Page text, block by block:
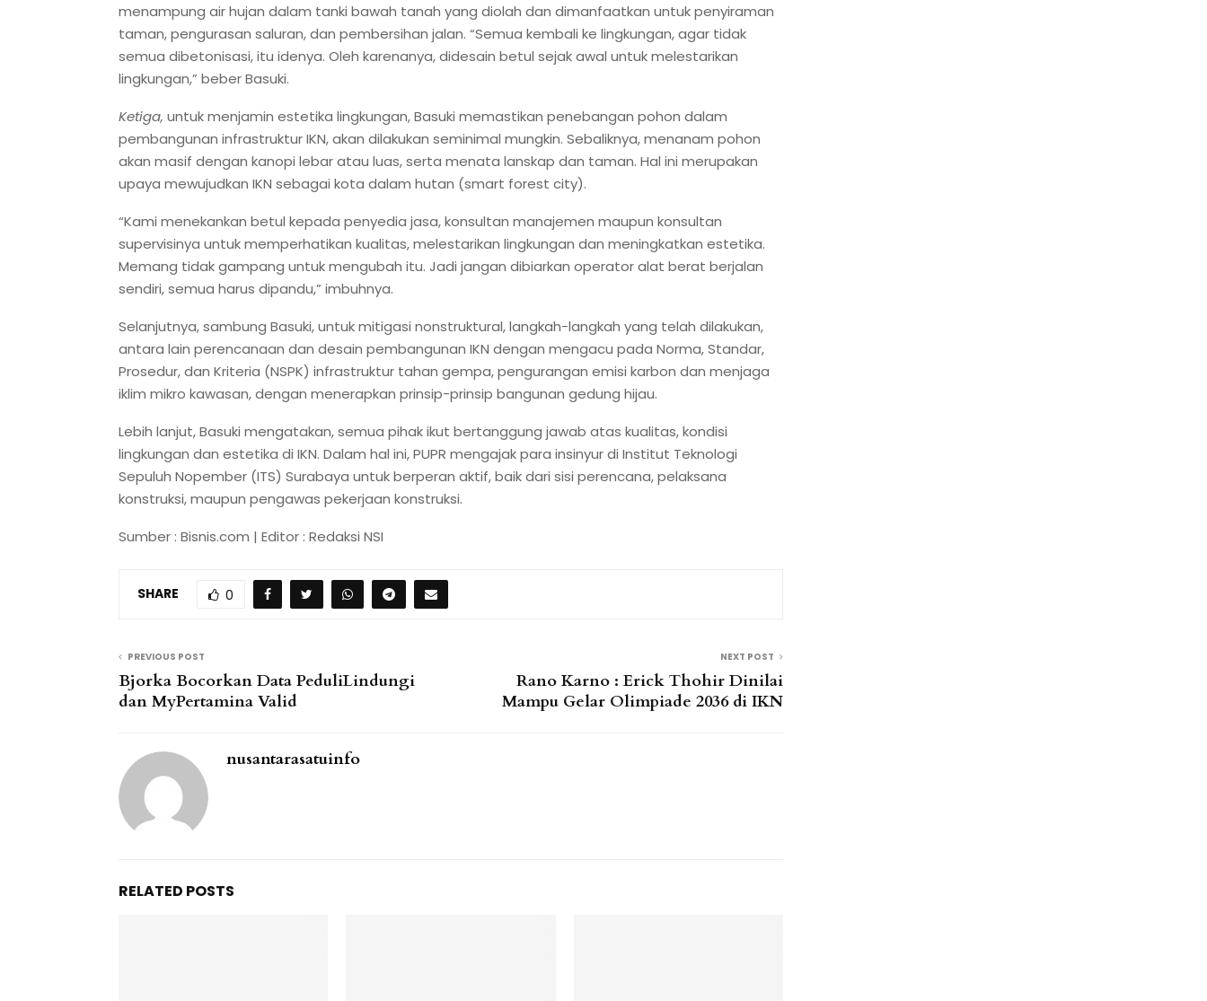
menampung air hujan dalam tanki bawah tanah yang diolah dan dimanfaatkan untuk penyiraman
taman, pengurasan saluran, dan pembersihan jalan. “Semua kembali ke lingkungan, agar tidak
semua dibetonisasi, itu idenya. Oleh karenanya, didesain betul sejak awal untuk melestarikan
lingkungan,” beber Basuki.
Ketiga, untuk menjamin estetika lingkungan, Basuki memastikan penebangan pohon dalam
pembangunan infrastruktur IKN, akan dilakukan seminimal mungkin. Sebaliknya, menanam pohon
akan masif dengan kanopi lebar atau luas, serta menata lanskap dan taman. Hal ini merupakan
upaya mewujudkan IKN sebagai kota dalam hutan (smart forest city).
“Kami menekankan betul kepada penyedia jasa, konsultan manajemen maupun konsultan
supervisinya untuk memperhatikan kualitas, melestarikan lingkungan dan meningkatkan estetika.
Memang tidak gampang untuk mengubah itu. Jadi jangan dibiarkan operator alat berat berjalan
sendiri, semua harus dipandu,” imbuhnya.
Selanjutnya, sambung Basuki, untuk mitigasi nonstruktural, langkah-langkah yang telah dilakukan,
antara lain perencanaan dan desain pembangunan IKN dengan mengacu pada Norma, Standar,
Prosedur, dan Kriteria (NSPK) infrastruktur tahan gempa, pengurangan emisi karbon dan menjaga
iklim mikro kawasan, dengan menerapkan prinsip-prinsip bangunan gedung hijau.
Lebih lanjut, Basuki mengatakan, semua pihak ikut bertanggung jawab atas kualitas, kondisi
lingkungan dan estetika di IKN. Dalam hal ini, PUPR mengajak para insinyur di Institut Teknologi
Sepuluh Nopember (ITS) Surabaya untuk berperan aktif, baik dari sisi perencana, pelaksana
konstruksi, maupun pengawas pekerjaan konstruksi.
Sumber : Bisnis.com | Editor : Redaksi NSI
SHARE 0
PREVIOUS POST
Bjorka Bocorkan Data PeduliLindungi
dan MyPertamina Valid
NEXT POST
Rano Karno : Erick Thohir Dinilai
Mampu Gelar Olimpiade 2036 di IKN
nusantarasatuinfo
RELATED POSTS